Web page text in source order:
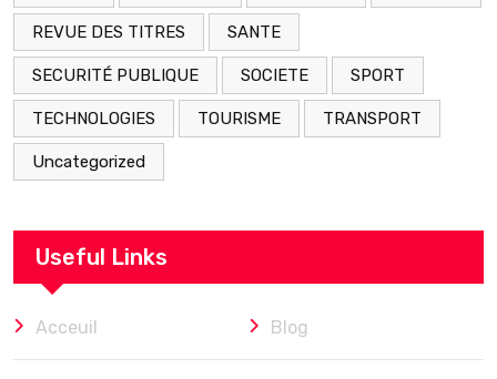
REVUE DES TITRES SANTE
SECURITÉ PUBLIQUE SOCIETE SPORT
TECHNOLOGIES TOURISME TRANSPORT
Uncategorized
Useful Links
Acceuil Blog